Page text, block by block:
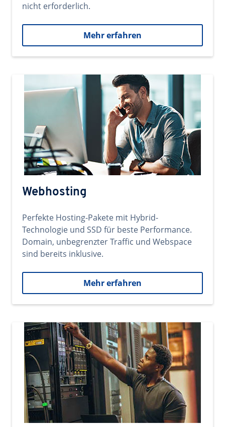
nicht erforderlich.
Mehr erfahren
Webhosting
Perfekte Hosting-Pakete mit Hybrid-
Technologie und SSD für beste Performance.
Domain, unbegrenzter Traffic und Webspace
sind bereits inklusive.
Mehr erfahren